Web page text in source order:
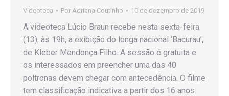
Videoteca Por Adriana Coutinho 10 de dezembro de 2019
A videoteca Lúcio Braun recebe nesta sexta-feira
(13), às 19h, a exibição do longa nacional ‘Bacurau’,
de Kleber Mendonça Filho. A sessão é gratuita e
os interessados em preencher uma das 40
poltronas devem chegar com antecedência. O filme
tem classificação indicativa a partir dos 16 anos.